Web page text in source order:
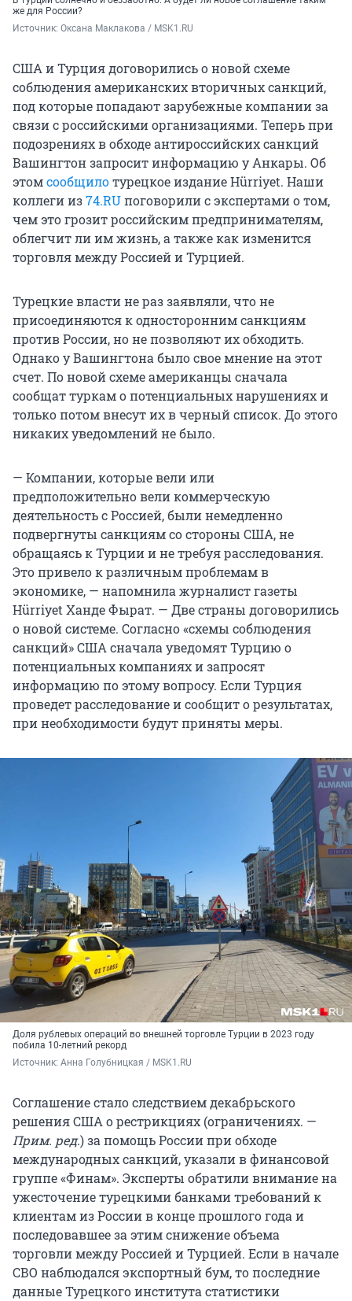
же для России?
Источник: Оксана Маклакова / MSK1.RU
США и Турция договорились о новой схеме
соблюдения американских вторичных санкций,
под которые попадают зарубежные компании за
связи с российскими организациями. Теперь при
подозрениях в обходе антироссийских санкций
Вашингтон запросит информацию у Анкары. Об
этомсообщилотурецкое издание Hürriyet. Наши
коллеги из74.RUпоговорили с экспертами о том,
чем это грозит российским предпринимателям,
облегчит ли им жизнь, а также как изменится
торговля между Россией и Турцией.
Турецкие власти не раз заявляли, что не
присоединяются к односторонним санкциям
против России, но не позволяют их обходить.
Однако у Вашингтона было свое мнение на этот
счет. По новой схеме американцы сначала
сообщат туркам о потенциальных нарушениях и
только потом внесут их в черный список. До этого
никаких уведомлений не было.
— Компании, которые вели или
предположительно вели коммерческую
деятельность с Россией, были немедленно
подвергнуты санкциям со стороны США, не
обращаясь к Турции и не требуя расследования.
Это привело к различным проблемам в
экономике, — напомнила журналист газеты
Hürriyet Ханде Фырат. — Две страны договорились
о новой системе. Согласно «схемы соблюдения
санкций» США сначала уведомят Турцию о
потенциальных компаниях и запросят
информацию по этому вопросу. Если Турция
проведет расследование и сообщит о результатах,
при необходимости будут приняты меры.
Доля рублевых операций во внешней торговле Турции в 2023 году
побила 10-летний рекорд
Источник: Анна Голубницкая / MSK1.RU
Соглашение стало следствием декабрьского
решения США о рестрикциях (ограничениях. —
Прим. ред.) за помощь России при обходе
международных санкций, указали в финансовой
группе «Финам». Эксперты обратили внимание на
ужесточение турецкими банками требований к
клиентам из России в конце прошлого года и
последовавшее за этим снижение объема
торговли между Россией и Турцией. Если в начале
СВО наблюдался экспортный бум, то последние
данные Турецкого института статистики